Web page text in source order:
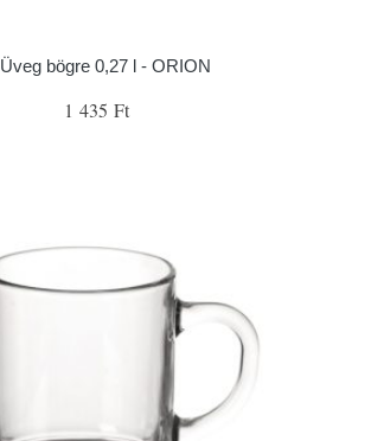
Üveg bögre 0,27 l - ORION
1 435 Ft